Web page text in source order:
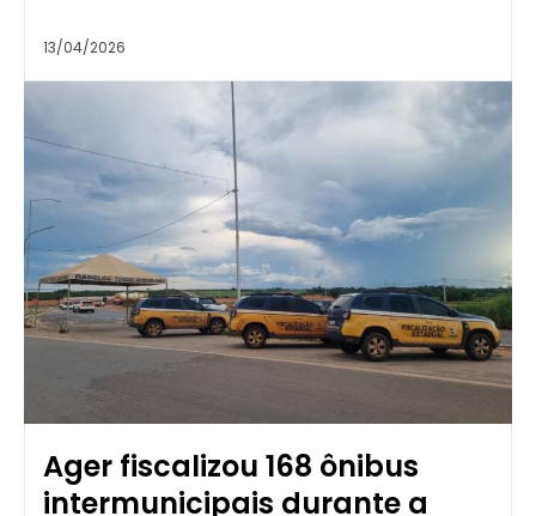
13/04/2026
Ager fiscalizou 168 ônibus
intermunicipais durante a